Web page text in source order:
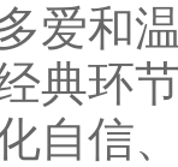
爱和
环节
自信